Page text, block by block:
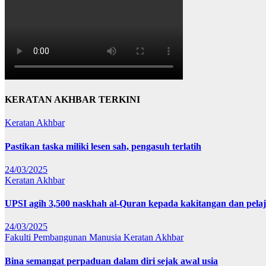
KERATAN AKHBAR TERKINI
Keratan Akhbar
Pastikan taska miliki lesen sah, pengasuh terlatih
24/03/2025
Keratan Akhbar
UPSI agih 3,500 naskhah al-Quran kepada kakitangan dan
24/03/2025
Fakulti Pembangunan Manusia Keratan Akhbar
Bina semangat perpaduan dalam diri sejak awal usia